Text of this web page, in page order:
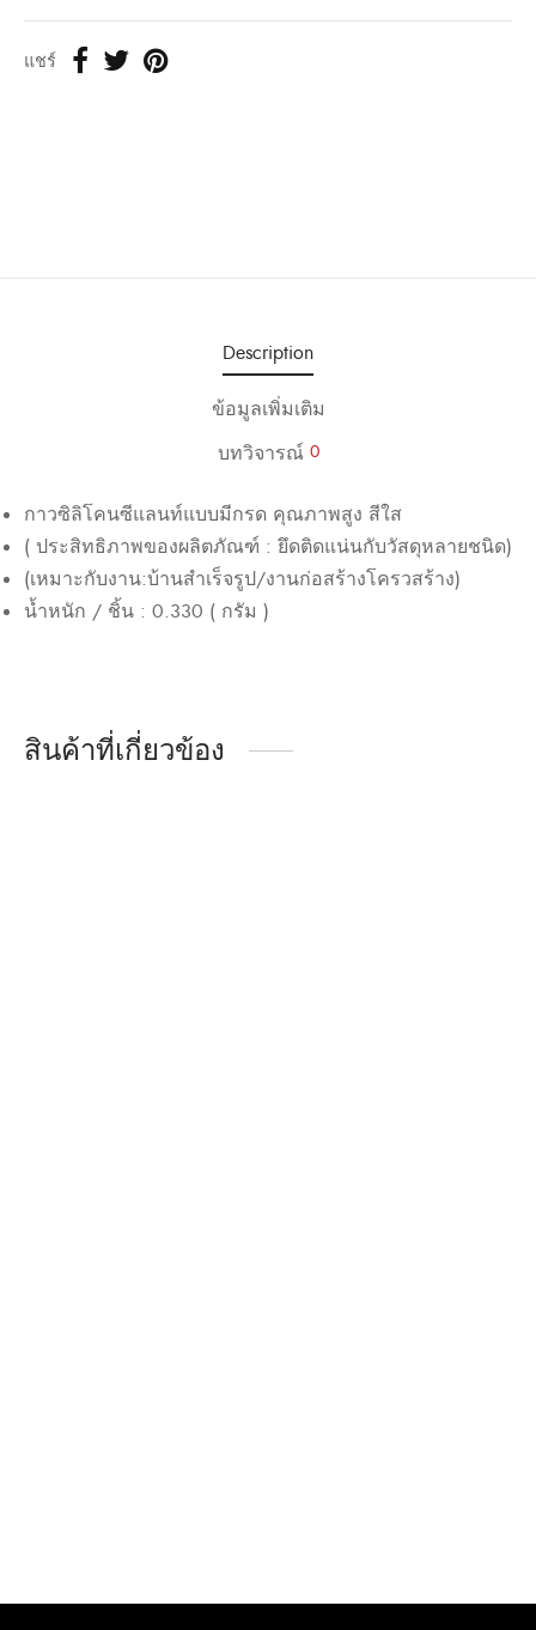
แชร์
Description
ข้อมูลเพิ่มเติม
บทวิจารณ์ 0
กาวซิลิโคนซีแลนท์แบบมีกรด คุณภาพสูง สีใส
( ประสิทธิภาพของผลิตภัณฑ์ : ยึดติดแน่นกับวัสดุหลายชนิด)
(เหมาะกับงาน:บ้านสำเร็จรูป/งานก่อสร้างโครวสร้าง)
น้ำหนัก / ชิ้น : 0.330 ( กรัม )
สินค้าที่เกี่ยวข้อง